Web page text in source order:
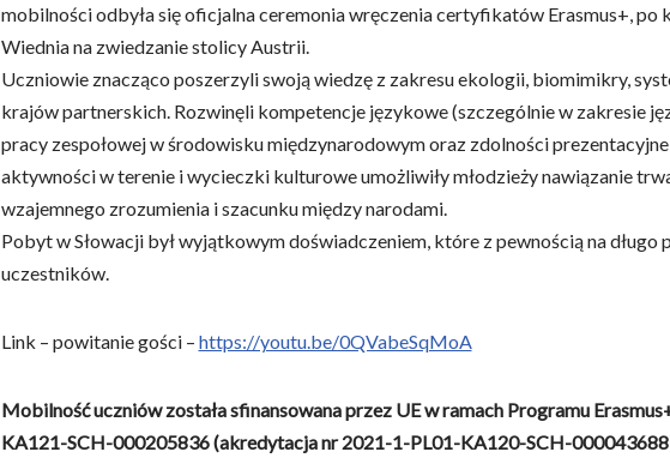
mobilności odbyła się oficjalna ceremonia wręczenia certyfikatów Erasmus+, po
Wiednia na zwiedzanie stolicy Austrii.
Uczniowie znacząco poszerzyli swoją wiedzę z zakresu ekologii, biomimikry,
krajów partnerskich. Rozwinęli kompetencje językowe (szczególnie w zakresie
pracy zespołowej w środowisku międzynarodowym oraz zdolności
aktywności w terenie i wycieczki kulturowe umożliwiły młodzieży nawiązanie
wzajemnego zrozumienia i szacunku między narodami.
Pobyt w Słowacji był wyjątkowym doświadczeniem, które z pewnością na
uczestników.
Link – powitanie gości – https://youtu.be/0QVabeSqMoA
Mobilność uczniów została sfinansowana przez UE w ramach Programu
KA121-SCH-000205836 (akredytacja nr 2021-1-PL01-KA120-SCH-